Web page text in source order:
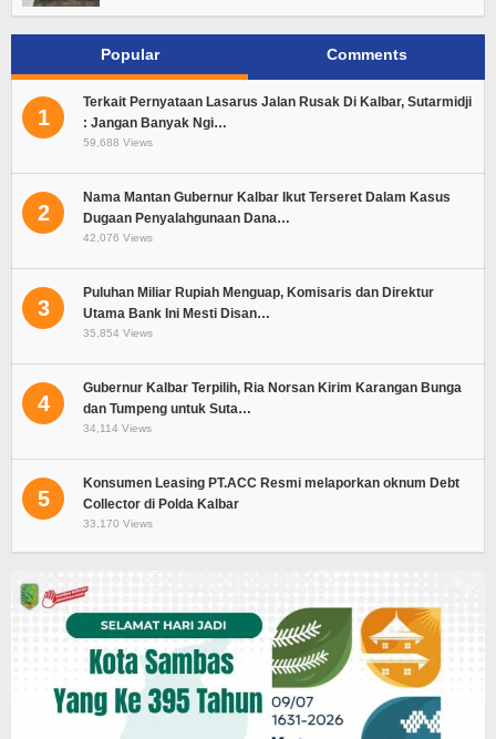
Popular Comments
1
Terkait Pernyataan Lasarus Jalan Rusak Di Kalbar, Sutarmidji
: Jangan Banyak Ngi…
59,688 Views
2
Nama Mantan Gubernur Kalbar Ikut Terseret Dalam Kasus
Dugaan Penyalahgunaan Dana…
42,076 Views
3
Puluhan Miliar Rupiah Menguap, Komisaris dan Direktur
Utama Bank Ini Mesti Disan…
35,854 Views
4
Gubernur Kalbar Terpilih, Ria Norsan Kirim Karangan Bunga
dan Tumpeng untuk Suta…
34,114 Views
5
Konsumen Leasing PT.ACC Resmi melaporkan oknum Debt
Collector di Polda Kalbar
33,170 Views